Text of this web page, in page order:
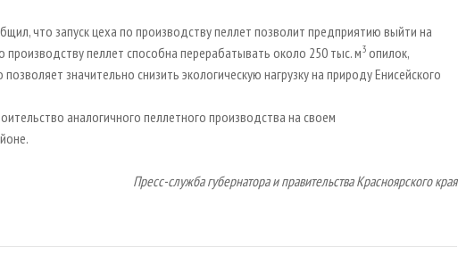
что запуск цеха по производству пеллет позволит предприятию выйти на
пеллет способна перерабатывать около 250 тыс. м3 опилок,
значительно снизить экологическую нагрузку на природу Енисейского
аналогичного пеллетного производства на своем
Пресс-служба губернатора и правительства Красноярского края